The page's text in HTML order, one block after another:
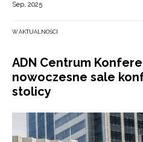
Sep, 2025
W AKTUALNOŚCI
ADN Centrum
nowoczesne sale
stolicy